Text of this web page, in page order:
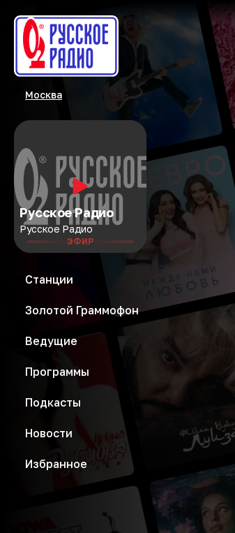
Москва
Русское Радио
Русское Радио
ЭФИР
Станции
Золотой Граммофон
Ведущие
Программы
Подкасты
Новости
Избранное